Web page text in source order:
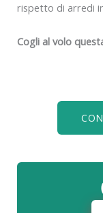
rispetto di arredi
Cogli al volo